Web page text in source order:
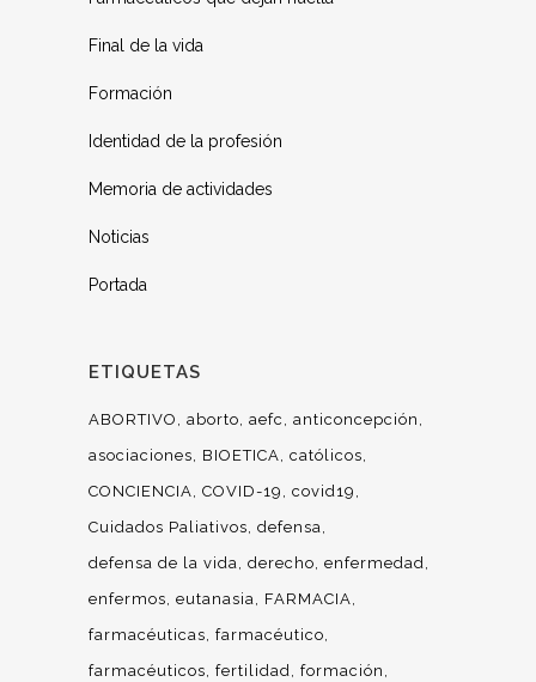
Final de la vida
Formación
Identidad de la profesión
Memoria de actividades
Noticias
Portada
ETIQUETAS
ABORTIVO aborto aefc
anticoncepción
asociaciones
BIOETICA católicos
CONCIENCIA COVID-19
covid19
Cuidados Paliativos defensa
defensa de la vida derecho enfermedad
enfermos eutanasia
FARMACIA
farmacéuticas farmacéutico
farmacéuticos fertilidad formación